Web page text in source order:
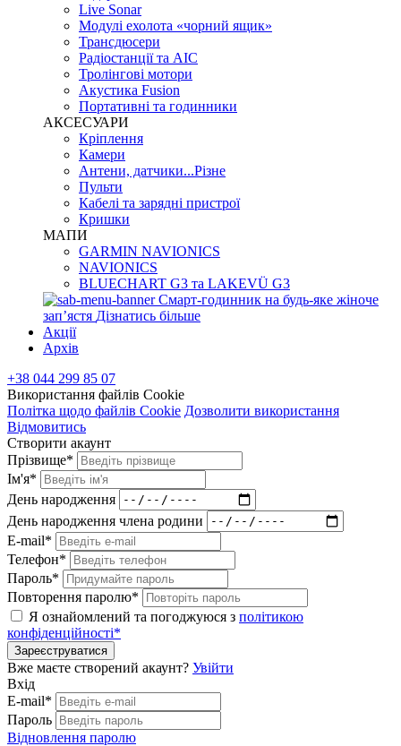
Live Sonar
Модулі ехолота «чорний ящик»
Трансдюсери
Радіостанції та АІС
Тролінгові мотори
Акустика Fusion
Портативні та годинники
АКСЕСУАРИ
Кріплення
Камери
Антени, датчики...Різне
Пульти
Кабелі та зарядні пристрої
Кришки
МАПИ
GARMIN NAVIONICS
NAVIONICS
BLUECHART G3 та LAKEVÜ G3
Смарт-годинник на будь-яке жіноче
запʼястя Дізнатись більше
Акції
Архів
+38 044 299 85 07
Використання файлів Cookie
Політка щодо файлів Cookie Дозволити використання
Відмовитись
Створити акаунт
Прізвище*
Ім'я*
День народження
День народження члена родини
E-mail*
Телефон*
Пароль*
Повторення паролю*
Я ознайомлений та погоджуюся з політикою
конфіденційності*
Зареєструватися
Вже маєте створений акаунт? Увійти
Вхід
E-mail*
Пароль
Відновлення паролю